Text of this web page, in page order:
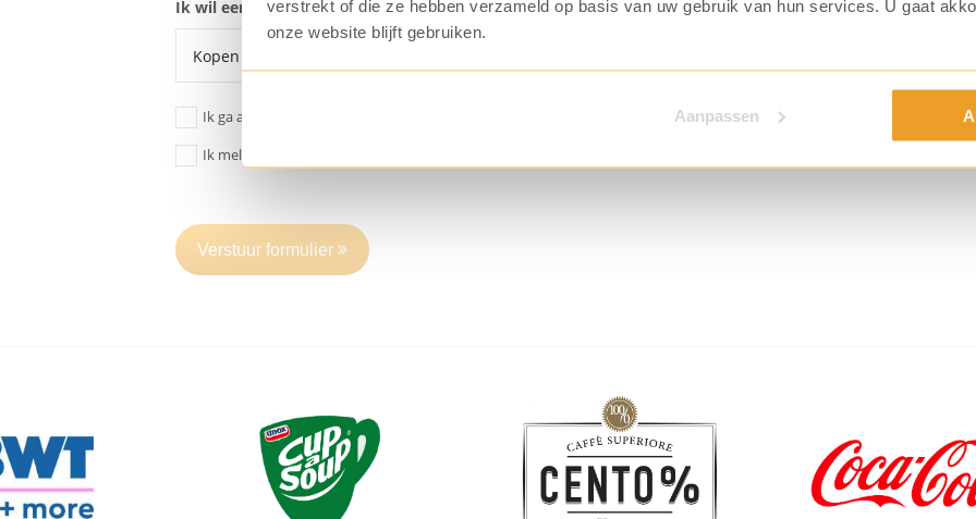
verstrekt of die ze hebben verzameld op basis van uw gebruik van hun services. U gaat
onze website blijft gebruiken.
Aanpassen
Ik wil een offerte voor een:
Ik ga akkoord dat mijn gegevens
Ik meld me aan voor de KoffiePartners nieuwsbrief
Verstuur formulier